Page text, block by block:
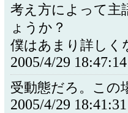
考え方によって主
ょうか？
僕はあまり詳し
2005/4/29 18:47:14
受動態だろ。この
2005/4/29 18:41:31